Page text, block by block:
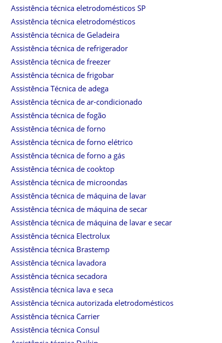
Assistência técnica eletrodomésticos SP
Assistência técnica eletrodomésticos
Assistência técnica de Geladeira
Assistência técnica de refrigerador
Assistência técnica de freezer
Assistência técnica de frigobar
Assistência Técnica de adega
Assistência técnica de ar-condicionado
Assistência técnica de fogão
Assistência técnica de forno
Assistência técnica de forno elétrico
Assistência técnica de forno a gás
Assistência técnica de cooktop
Assistência técnica de microondas
Assistência técnica de máquina de lavar
Assistência técnica de máquina de secar
Assistência técnica de máquina de lavar e secar
Assistência técnica Electrolux
Assistência técnica Brastemp
Assistência técnica lavadora
Assistência técnica secadora
Assistência técnica lava e seca
Assistência técnica autorizada eletrodomésticos
Assistência técnica Carrier
Assistência técnica Consul